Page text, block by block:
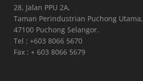
28, Jalan PPU 2A,
Taman Perindustrian Puchong Utama,
47100 Puchong Selangor.
Tel : +603 8066 5670
Fax : + 603 8066 5679